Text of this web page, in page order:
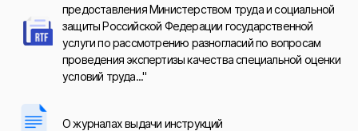
предоставления Министерством труда и социальной
защиты Российской Федерации государственной
услуги по рассмотрению разногласий по вопросам
проведения экспертизы качества специальной оценки
условий труда..."
О журналах выдачи инструкций